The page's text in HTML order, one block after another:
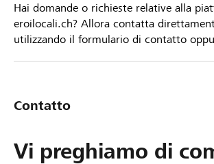
Hai domande o richieste relative alla
eroilocali.ch? Allora contatta
utilizzando il formulario di contatto
Contatto
Vi preghiamo di